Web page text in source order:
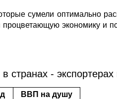
сумели оптимально
процветающую экономику и
странах -
ВВП на душу